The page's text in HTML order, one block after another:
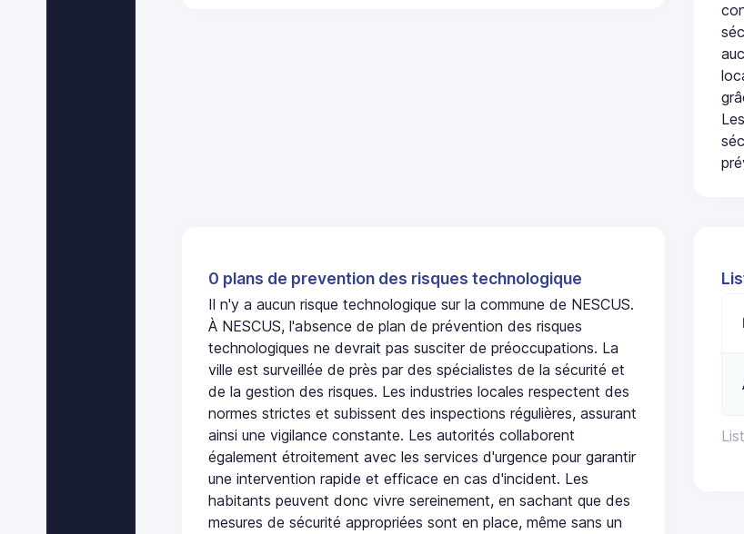
0 plans de prevention des risques technologique
Il n'y a aucun risque technologique sur la commune de NESCUS.
À NESCUS, l'absence de plan de prévention des risques
technologiques ne devrait pas susciter de préoccupations. La
ville est surveillée de près par des spécialistes de la sécurité et
de la gestion des risques. Les industries locales respectent des
normes strictes et subissent des inspections régulières, assurant
ainsi une vigilance constante. Les autorités collaborent
également étroitement avec les services d'urgence pour garantir
une intervention rapide et efficace en cas d'incident. Les
habitants peuvent donc vivre sereinement, en sachant que des
mesures de sécurité appropriées sont en place, même sans un